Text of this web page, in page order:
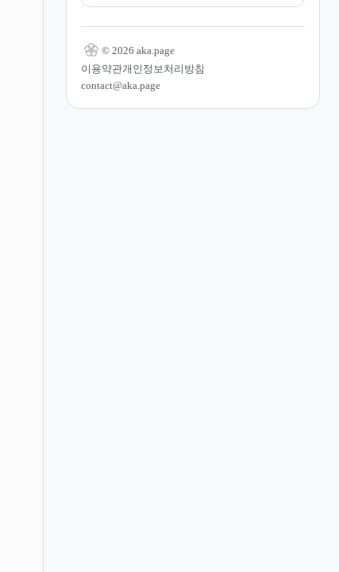
© 2026 aka.page
이용약관개인정보처리방침
contact@aka.page